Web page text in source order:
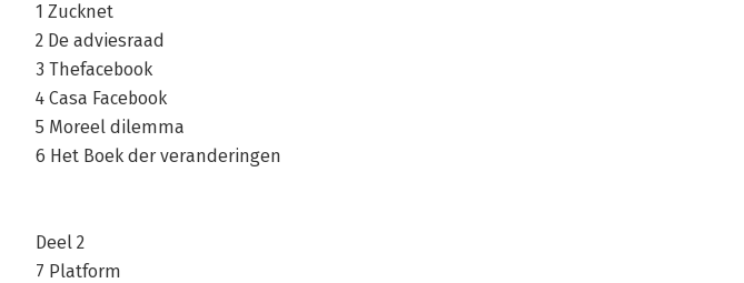
1 Zucknet
2 De adviesraad
3 Thefacebook
4 Casa Facebook
5 Moreel dilemma
6 Het Boek der veranderingen
Deel 2
7 Platform